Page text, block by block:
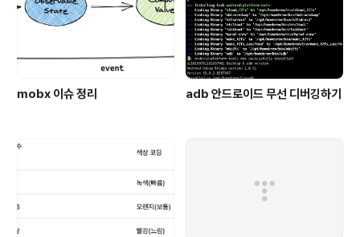
mobx 이슈 정리 adb 안드로이드 무선 디버깅하기